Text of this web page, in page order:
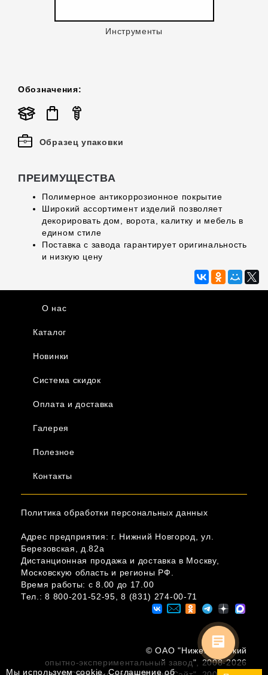
Инструменты
Обозначения:
Образец упаковки
ПРЕИМУЩЕСТВА
Полимерное антикоррозионное покрытие
Широкий ассортимент изделий позволяет
декорировать дом, ворота, калитку и мебель в
едином стиле
Поставка с завода гарантирует оригинальность
и низкую цену
О нас
Каталог
Новинки
Система скидок
Оплата и доставка
Галерея
Полезное
Контакты
Политика обработки персональных данных
Адрес предприятия: г. Нижний Новгород, ул.
Березовская, д.82а
Дистанционная продажа и доставка в Москву,
Московскую область и регионы РФ.
Время работы: c 8.00 до 17.00
Тел.:8 800-201-52-95 ,8 (831) 274-00-71
© ОAО "Нижегородский
опытно-экспериментальный завод", 2008-2026
Мы используем cookie.Соглашение об